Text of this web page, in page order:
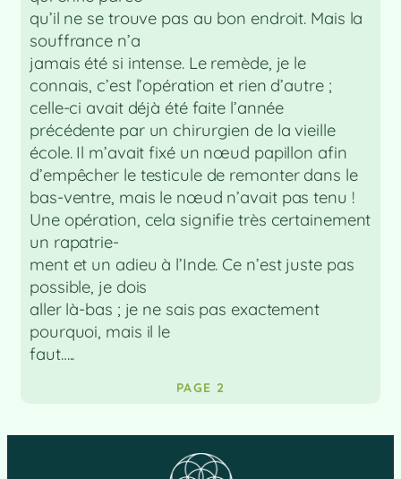
qu’il ne se trouve pas au bon endroit. Mais la
souffrance n’a
jamais été si intense. Le remède, je le
connais, c’est l’opération et rien d’autre ;
celle-ci avait déjà été faite l’année
précédente par un chirurgien de la vieille
école. Il m’avait fixé un nœud papillon afin
d’empêcher le testicule de remonter dans le
bas-ventre, mais le nœud n’avait pas tenu !
Une opération, cela signifie très certainement
un rapatrie-
ment et un adieu à l’Inde. Ce n’est juste pas
possible, je dois
aller là-bas ; je ne sais pas exactement
pourquoi, mais il le
faut…..
PAGE 2